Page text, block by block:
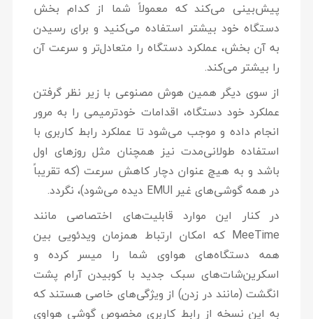
پیش‌بینی می‌کند که معمولاً شما از کدام بخش
دستگاه خود بیشتر استفاده می‌کنید و برای رسیدن
به آن بخش، عملکرد دستگاه را متعادل‌تر و سرعت آن
را بیشتر می‌کند.
از سوی دیگر همین هوش مصنوعی با زیر نظر گرفتن
عملکرد خود دستگاه، اقدامات خودترمیمی را به مرور
انجام داده و موجب می‌شود تا عملکرد رابط کاربری با
استفاده طولانی‌مدت نیز همچنان مثل روزهای اول
باشد و به هیچ عنوان دچار کاهش سرعت (که تقریباً
در همه گوشی‌های غیر EMUI دیده می‌شود)، نگردد.
در کنار این موارد قابلیت‌های اختصاصی مانند
MeeTime که امکان ارتباط همزمان ویدئویی بین
همه دستگاه‌های هواوی شما را میسر کرده و
اسکرین‌شات‌های سبک جدید با کوبیدن آرام پشت
انگشت (مانند در زدن) از ویژگی‌های خاصی هستند که
به این نسخه از رابط کاربری مخصوص گوشی هواوی